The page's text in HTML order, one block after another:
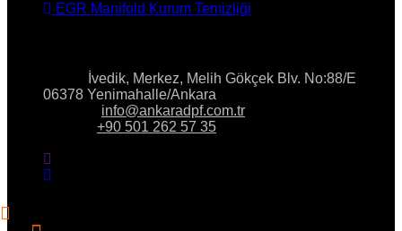
EGR Manifold Kurum Temizliği
İvedik, Merkez, Melih Gökçek Blv. No:88/E
06378 Yenimahalle/Ankara
info@ankaradpf.com.tr
+90 501 262 57 35